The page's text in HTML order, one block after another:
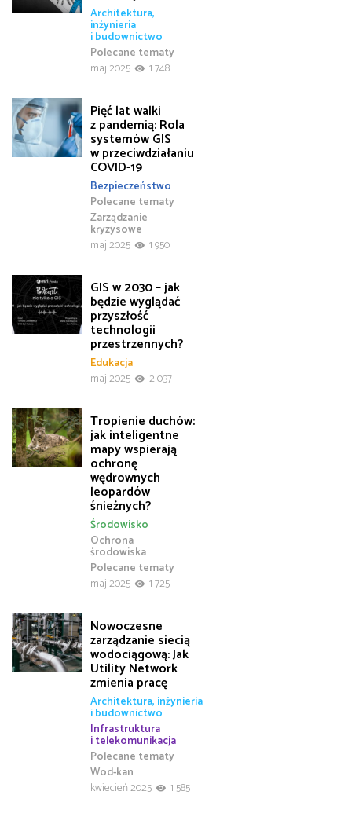
Architektura,
inżynieria
i budownictwo
Polecane tematy
maj 2025
1 748
Pięć lat walki
z pandemią: Rola
systemów GIS
w przeciwdziałaniu
COVID-19
Bezpieczeństwo
Polecane tematy
Zarządzanie
kryzysowe
maj 2025
1 950
GIS w 2030 – jak
będzie wyglądać
przyszłość
technologii
przestrzennych?
Edukacja
maj 2025
2 037
Tropienie duchów:
jak inteligentne
mapy wspierają
ochronę
wędrownych
leopardów
śnieżnych?
Ochrona
środowiska
Polecane tematy
Środowisko
maj 2025 1 725
Nowoczesne
zarządzanie siecią
wodociągową: Jak
Utility Network
zmienia pracę
Architektura, inżynieria
i budownictwo
Infrastruktura
i telekomunikacja
Polecane tematy
Wod-kan
kwiecień 2025
1 585